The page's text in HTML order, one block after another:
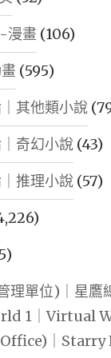
漫畫 (106)
(595)
其他類小說
奇幻小說 (43)
推理小說 (57)
理單位)｜星鷹
1｜Virtual
｜Starry